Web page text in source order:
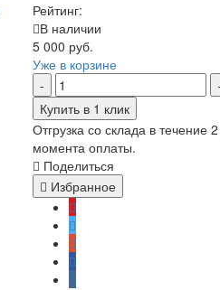
Рейтинг:
В наличии
5 000 руб.
Уже в корзине
Купить в 1 клик
Отгрузка со склада в течение
момента оплаты.
Поделиться
Избранное